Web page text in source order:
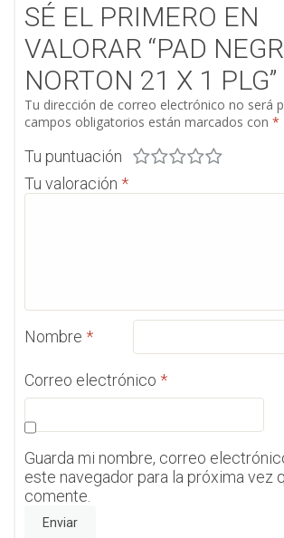
SÉ EL PRIMERO EN
VALORAR “PAD
NORTON 21 X 1 PLG”
Tu dirección de correo electrónico no será
campos obligatorios están marcados con *
Tu puntuación
Tu valoración *
Nombre *
Correo electrónico *
Guarda mi nombre, correo
este navegador para la próxima vez
comente.